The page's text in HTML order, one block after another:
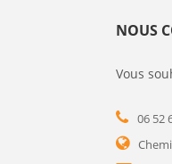
NOUS
Vous
06 52